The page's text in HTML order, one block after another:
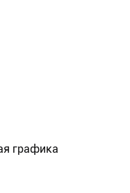
графика